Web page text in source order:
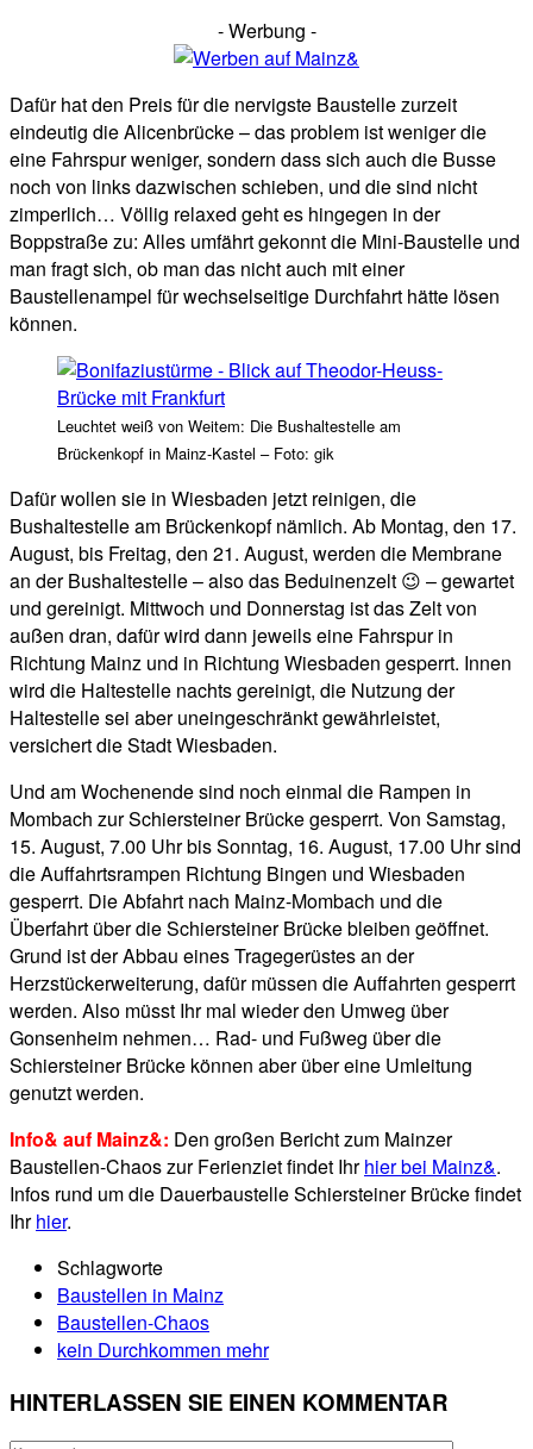
- Werbung -
Dafür hat den Preis für die nervigste Baustelle zurzeit
eindeutig die Alicenbrücke – das problem ist weniger die
eine Fahrspur weniger, sondern dass sich auch die Busse
noch von links dazwischen schieben, und die sind nicht
zimperlich… Völlig relaxed geht es hingegen in der
Boppstraße zu: Alles umfährt gekonnt die Mini-Baustelle und
man fragt sich, ob man das nicht auch mit einer
Baustellenampel für wechselseitige Durchfahrt hätte lösen
können.
Leuchtet weiß von Weitem: Die Bushaltestelle am
Brückenkopf in Mainz-Kastel – Foto: gik
Dafür wollen sie in Wiesbaden jetzt reinigen, die
Bushaltestelle am Brückenkopf nämlich. Ab Montag, den 17.
August, bis Freitag, den 21. August, werden die Membrane
an der Bushaltestelle – also das Beduinenzelt 😉 – gewartet
und gereinigt. Mittwoch und Donnerstag ist das Zelt von
außen dran, dafür wird dann jeweils eine Fahrspur in
Richtung Mainz und in Richtung Wiesbaden gesperrt. Innen
wird die Haltestelle nachts gereinigt, die Nutzung der
Haltestelle sei aber uneingeschränkt gewährleistet,
versichert die Stadt Wiesbaden.
Und am Wochenende sind noch einmal die Rampen in
Mombach zur Schiersteiner Brücke gesperrt. Von Samstag,
15. August, 7.00 Uhr bis Sonntag, 16. August, 17.00 Uhr sind
die Auffahrtsrampen Richtung Bingen und Wiesbaden
gesperrt. Die Abfahrt nach Mainz-Mombach und die
Überfahrt über die Schiersteiner Brücke bleiben geöffnet.
Grund ist der Abbau eines Tragegerüstes an der
Herzstückerweiterung, dafür müssen die Auffahrten gesperrt
werden. Also müsst Ihr mal wieder den Umweg über
Gonsenheim nehmen… Rad- und Fußweg über die
Schiersteiner Brücke können aber über eine Umleitung
genutzt werden.
Info& auf Mainz&: Den großen Bericht zum Mainzer
Baustellen-Chaos zur Ferienziet findet Ihrhier bei Mainz&.
Infos rund um die Dauerbaustelle Schiersteiner Brücke findet
Ihrhier.
Schlagworte
Baustellen in Mainz
Baustellen-Chaos
kein Durchkommen mehr
HINTERLASSEN SIE EINEN KOMMENTAR